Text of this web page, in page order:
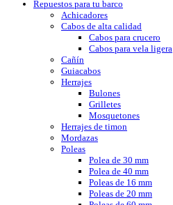
Repuestos para tu barco
Achicadores
Cabos de alta calidad
Cabos para crucero
Cabos para vela ligera
Cañín
Guiacabos
Herrajes
Bulones
Grilletes
Mosquetones
Herrajes de timon
Mordazas
Poleas
Polea de 30 mm
Polea de 40 mm
Poleas de 16 mm
Poleas de 20 mm